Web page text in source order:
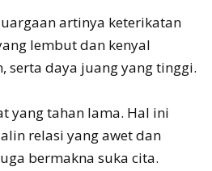
artinya keterikatan
lembut dan kenyal
serta daya juang yang tinggi.
yang tahan lama. Hal ini
relasi yang awet dan
bermakna suka cita.